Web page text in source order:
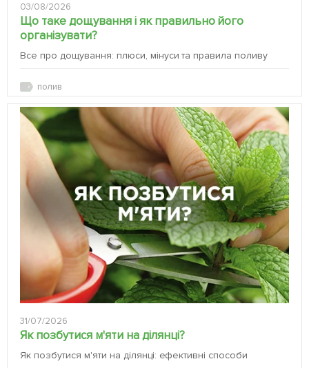
03/08/2026
Що таке дощування і як правильно його
організувати?
Все про дощування: плюси, мінуси та правила поливу
полив
31/07/2026
Як позбутися м'яти на ділянці?
Як позбутися м'яти на ділянці: ефективні способи